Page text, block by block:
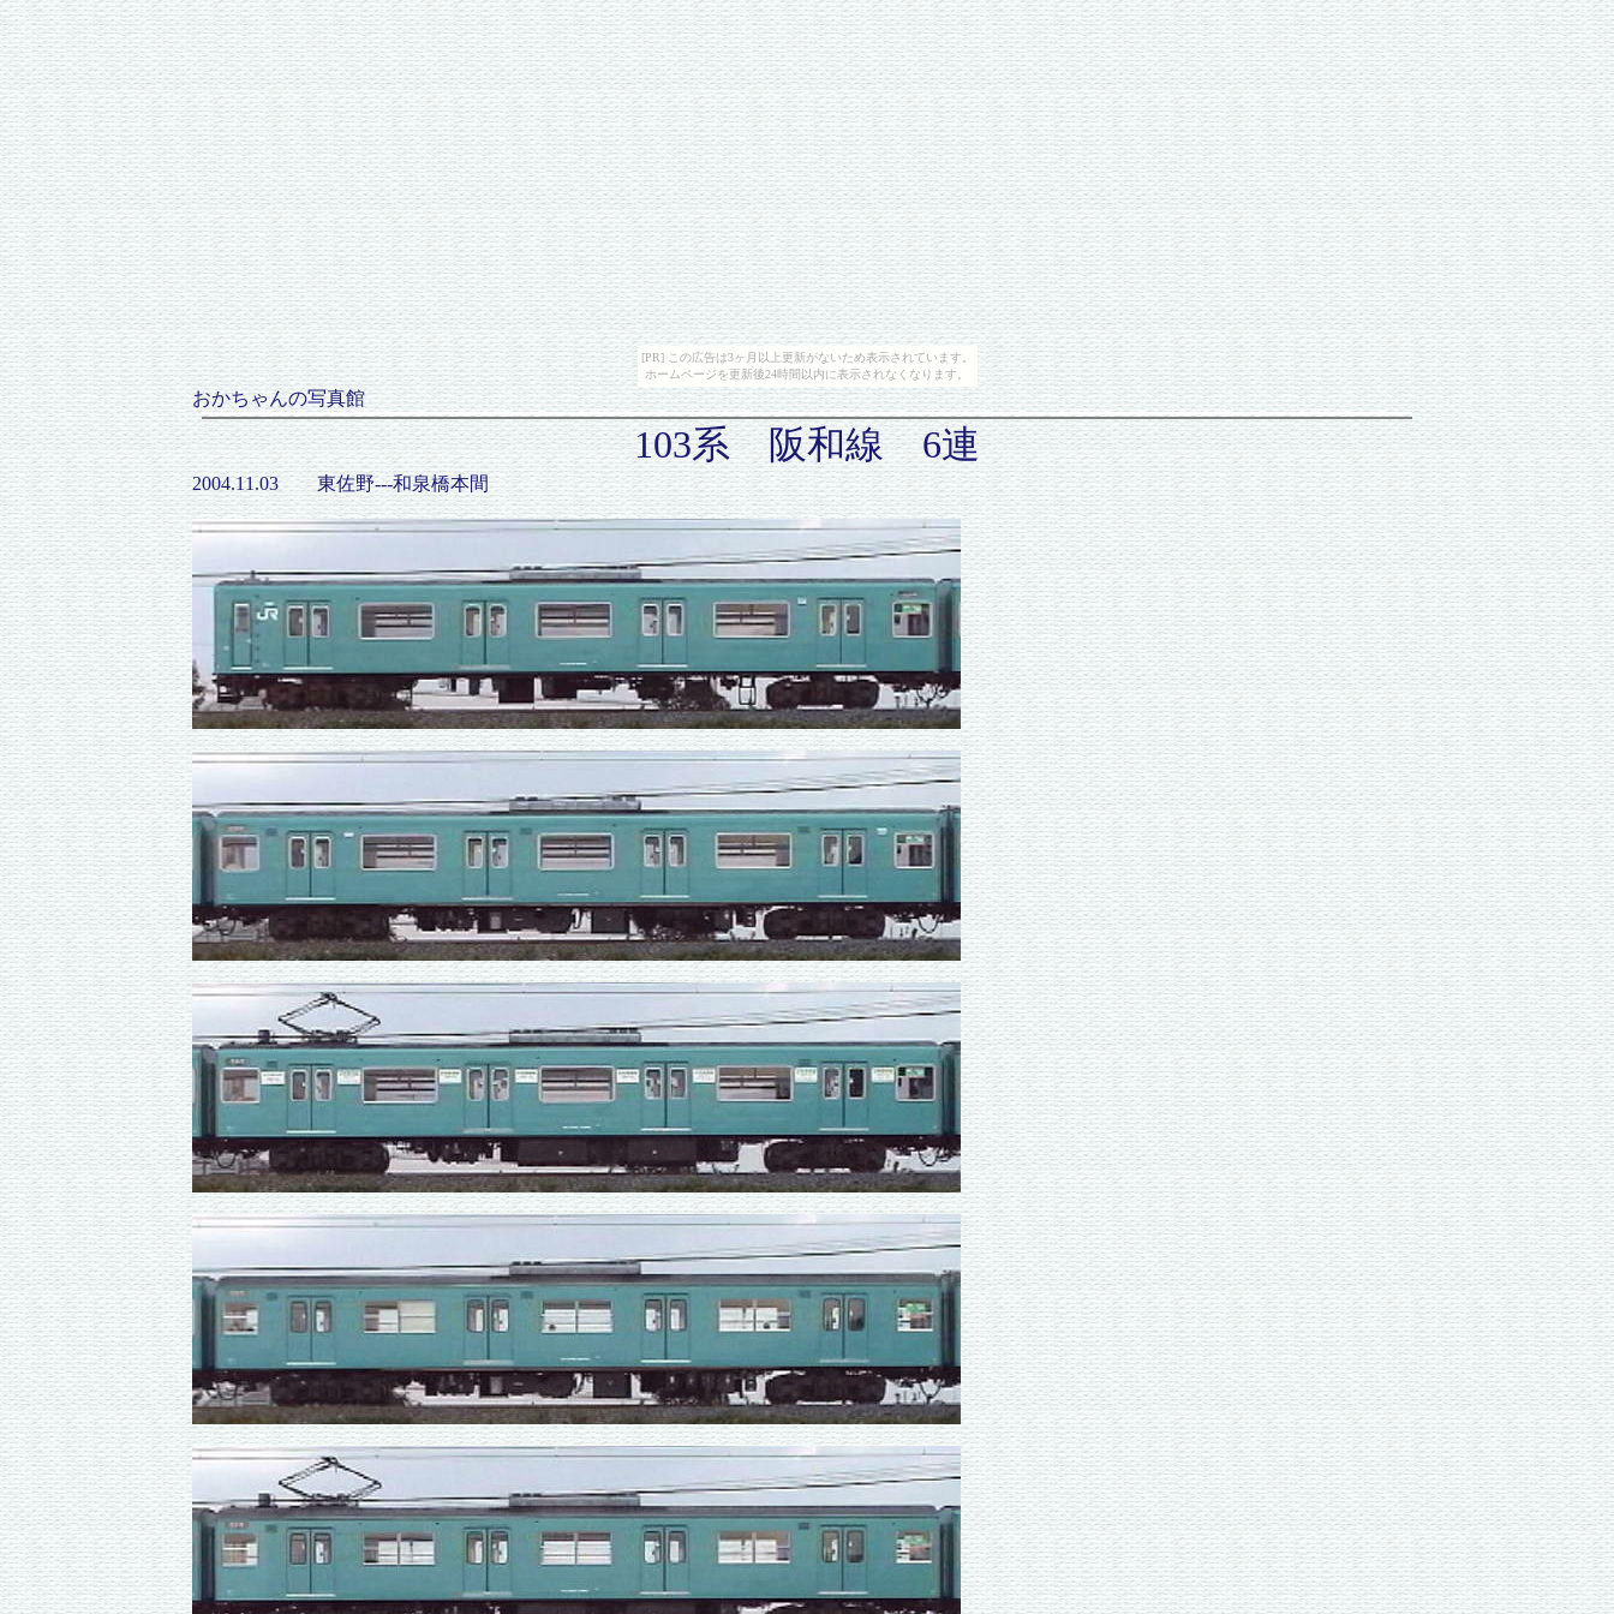
[PR] この広告は3ヶ月以上更新がないため表示されています。
ホームページを更新後24時間以内に表示されなくなります。
おかちゃんの写真館
103系 阪和線 6連
2004.11.03 東佐野---和泉橋本間